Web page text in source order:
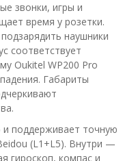
звонки, игры и
время у розетки.
наушники
соответствует
Oukitel WP200 Pro
Габариты
поддерживает точную
(L1+L5). Внутри —
гироскоп, компас и